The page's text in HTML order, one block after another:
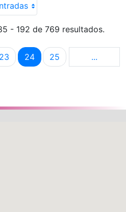
- 192 de 769 resultados.
Use TAB para
Página
23 Página
24 Página
25 ...